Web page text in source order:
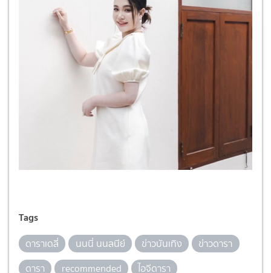
Tags
ดาราเดลี่ นนนี่ นนลนีย์ ข่าวบันเทิง
ข่าวดารา
ดารา
recommended ไอจีดารา